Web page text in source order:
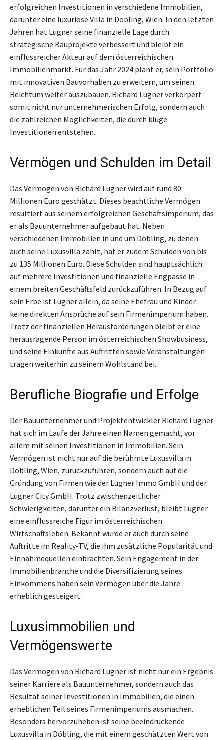
erfolgreichen Investitionen in verschiedene Immobilien,
darunter eine luxuriöse Villa in Döbling, Wien. In den letzten
Jahren hat Lugner seine finanzielle Lage durch
strategische Bauprojekte verbessert und bleibt ein
einflussreicher Akteur auf dem österreichischen
Immobilienmarkt. Für das Jahr 2024 plant er, sein Portfolio
mit innovativen Bauvorhaben zu erweitern, um seinen
Reichtum weiter auszubauen. Richard Lugner verkörpert
somit nicht nur unternehmerischen Erfolg, sondern auch
die zahlreichen Möglichkeiten, die durch kluge
Investitionen entstehen.
Vermögen und Schulden im Detail
Das Vermögen von Richard Lugner wird auf rund 80
Millionen Euro geschätzt. Dieses beachtliche Vermögen
resultiert aus seinem erfolgreichen Geschäftsimperium, das
er als Bauunternehmer aufgebaut hat. Neben
verschiedenen Immobilien in und um Döbling, zu denen
auch seine Luxusvilla zählt, hat er zudem Schulden von bis
zu 135 Millionen Euro. Diese Schulden sind hauptsächlich
auf mehrere Investitionen und finanzielle Engpässe in
einem breiten Geschäftsfeld zurückzuführen. In Bezug auf
sein Erbe ist Lugner allein, da seine Ehefrau und Kinder
keine direkten Ansprüche auf sein Firmenimperium haben.
Trotz der finanziellen Herausforderungen bleibt er eine
herausragende Person im österreichischen Showbusiness,
und seine Einkünfte aus Auftritten sowie Veranstaltungen
tragen weiterhin zu seinem Wohlstand bei.
Berufliche Biografie und Erfolge
Der Bauunternehmer und Projektentwickler Richard Lugner
hat sich im Laufe der Jahre einen Namen gemacht, vor
allem mit seinen Investitionen in Immobilien. Sein
Vermögen ist nicht nur auf die berühmte Luxusvilla in
Döbling, Wien, zurückzuführen, sondern auch auf die
Gründung von Firmen wie der Lugner Immo GmbH und der
Lugner City GmbH. Trotz zwischenzeitlicher
Schwierigkeiten, darunter ein Bilanzverlust, bleibt Lugner
eine einflussreiche Figur im österreichischen
Wirtschaftsleben. Bekannt wurde er auch durch seine
Auftritte im Reality-TV, die ihm zusätzliche Popularität und
Einnahmequellen einbrachten. Sein Engagement in der
Immobilienbranche und die Diversifizierung seines
Einkommens haben sein Vermögen über die Jahre
erheblich gesteigert.
Luxusimmobilien und
Vermögenswerte
Das Vermögen von Richard Lugner ist nicht nur ein Ergebnis
seiner Karriere als Bauunternehmer, sondern auch das
Resultat seiner Investitionen in Immobilien, die einen
erheblichen Teil seines Firmenimperiums ausmachen.
Besonders hervorzuheben ist seine beeindruckende
Luxusvilla in Döbling, die mit einem geschätzten Wert von